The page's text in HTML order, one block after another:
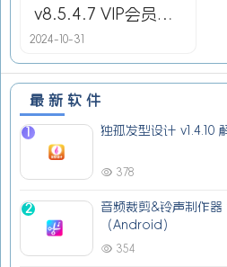
v8.5.4.7 VIP会员版
(Android)
2024-10-31
最新软件
独孤发型设计 v1.4.10
378
2
音频裁剪&铃声制作
（Android）
354